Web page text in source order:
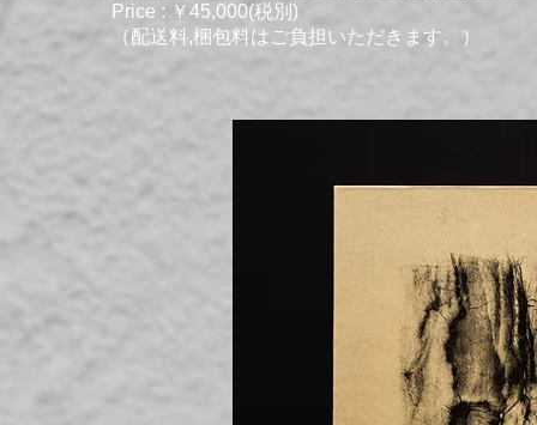
Price : ￥45,000(税別)
（配送料,梱包料はご負担いただきます。）